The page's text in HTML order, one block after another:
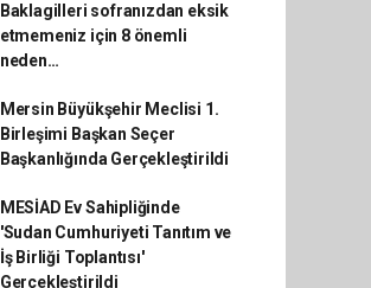
Baklagilleri sofranızdan eksik
etmemeniz için 8 önemli
neden…
Mersin Büyükşehir Meclisi 1.
Birleşimi Başkan Seçer
Başkanlığında Gerçekleştirildi
MESİAD Ev Sahipliğinde
'Sudan Cumhuriyeti Tanıtım ve
İş Birliği Toplantısı'
Gerçekleştirildi